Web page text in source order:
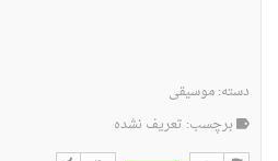
دسته:موسیقی
برچسب: تعریف نشده